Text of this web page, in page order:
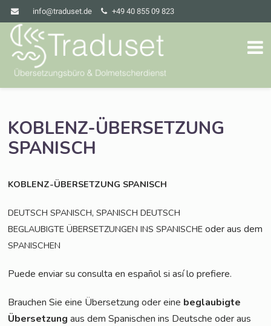
info@traduset.de +49 40 855 09 823
KOBLENZ-ÜBERSETZUNG
SPANISCH
KOBLENZ-ÜBERSETZUNG SPANISCH
DEUTSCH SPANISCH,SPANISCH DEUTSCH
BEGLAUBIGTE ÜBERSETZUNGEN INS SPANISCHE oder aus dem
SPANISCHEN
Pue­de envi­ar su con­sul­ta en espa­ñol si así lo prefiere.
Brau­chen Sie eine Über­set­zung oder eine beglau­big­te
Über­set­zung aus dem Spa­ni­schen ins Deut­sche oder aus